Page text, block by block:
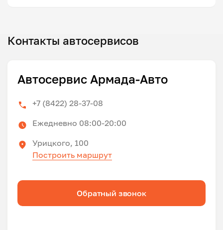
Контакты автосервисов
Автосервис Армада-Авто
+7 (8422) 28-37-08
Ежедневно 08:00-20:00
Урицкого, 100
Построить маршрут
Обратный звонок